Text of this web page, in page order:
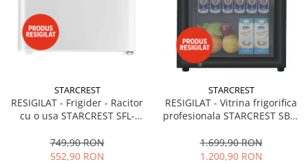
STARCREST
RESIGILAT - Frigider - Racitor
cu o usa STARCREST SFL-
92L, Iluminare interioara,H 83
cm, Alb
749,90 RON
552,90 RON
STARCREST
RESIGILAT - Vitrina frigorifica
profesionala STARCREST SBC-
reglabil, Iluminare LED, H 104
cm, Negru
1.699,90 RON
1.200,90 RON